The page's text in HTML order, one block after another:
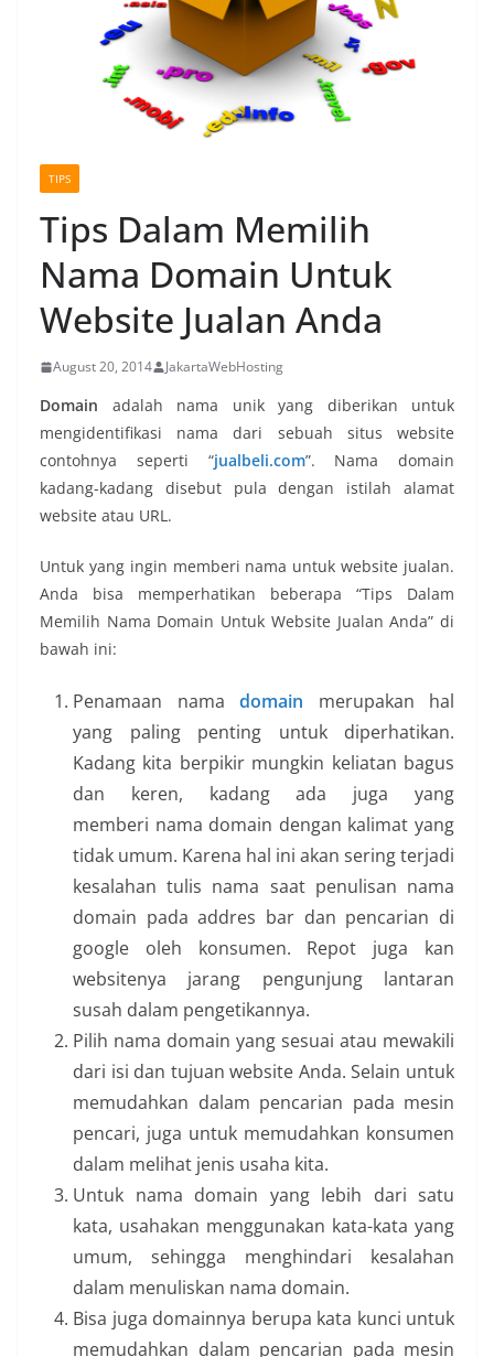
TIPS
Tips Dalam Memilih
Nama Domain Untuk
Website Jualan Anda
August 20, 2014 JakartaWebHosting
Domain adalah nama unik yang diberikan untuk
mengidentifikasi nama dari sebuah situs website
contohnya seperti “jualbeli.com”. Nama domain
kadang-kadang disebut pula dengan istilah alamat
website atau URL.
Untuk yang ingin memberi nama untuk website jualan.
Anda bisa memperhatikan beberapa “Tips Dalam
Memilih Nama Domain Untuk Website Jualan Anda” di
bawah ini:
Penamaan nama domain
merupakan hal
yang paling penting untuk diperhatikan.
Kadang kita berpikir mungkin keliatan bagus
dan keren, kadang ada juga yang
memberi nama domain dengan kalimat yang
tidak umum. Karena hal ini akan sering terjadi
kesalahan tulis nama saat penulisan nama
domain pada addres bar dan pencarian di
google oleh konsumen. Repot juga kan
websitenya jarang pengunjung lantaran
susah dalam pengetikannya.
Pilih nama domain yang sesuai atau mewakili
dari isi dan tujuan website Anda. Selain untuk
memudahkan dalam pencarian pada mesin
pencari, juga untuk memudahkan konsumen
dalam melihat jenis usaha kita.
Untuk nama domain yang lebih dari satu
kata, usahakan menggunakan kata-kata yang
umum, sehingga menghindari kesalahan
dalam menuliskan nama domain.
Bisa juga domainnya berupa kata kunci untuk
memudahkan dalam pencarian pada mesin